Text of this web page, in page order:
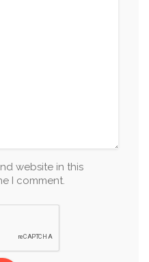
website in this
I comment.